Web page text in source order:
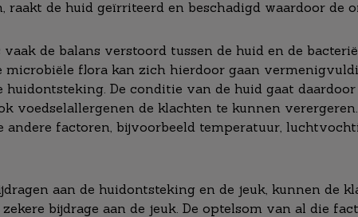
raakt de huid geïrriteerd en beschadigd waardoor de
de balans verstoord tussen de huid en de
microbiële flora kan zich hierdoor gaan
De conditie van de huid gaat
voedselallergenen de klachten te kunnen
factoren, bijvoorbeeld temperatuur,
aan de huidontsteking en de jeuk, kunnen de
bijdrage aan de jeuk. De optelsom van al die